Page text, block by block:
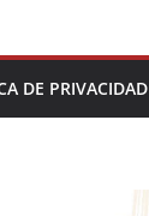
DE PRIVACIDAD